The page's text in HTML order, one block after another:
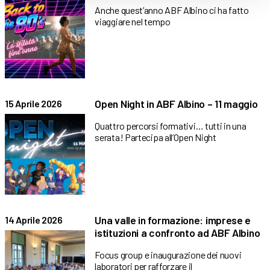
Anche quest’anno ABF Albino ci ha fatto
viaggiare nel tempo
15 Aprile 2026 Open Night in ABF Albino – 11 maggio
Quattro percorsi formativi… tutti in una
serata! Partecipa all’Open Night
14 Aprile 2026
Una valle in formazione: imprese e
istituzioni a confronto ad ABF Albino
Focus group e inaugurazione dei nuovi
laboratori per rafforzare il